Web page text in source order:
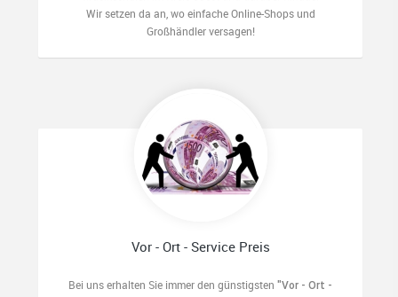
Wir setzen da an, wo einfache Online-Shops und
Großhändler versagen!
Vor - Ort - Service Preis
Bei uns erhalten Sie immer den günstigsten "Vor - Ort -